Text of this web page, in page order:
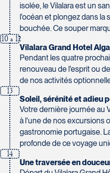
isolée, le Vilalara est un
l'océan et plongez dans la
bouchée. Ce souper
10 à12
Vilalara Grand Hotel
Pendant les quatre
renouveau de l'esprit ou
de nos activités
13
Soleil, sérénité et adieu
Votre dernière journée au
à l'une de nos excursions
gastronomie portugaise.
profonde de ce voyage
14
Une traversée en